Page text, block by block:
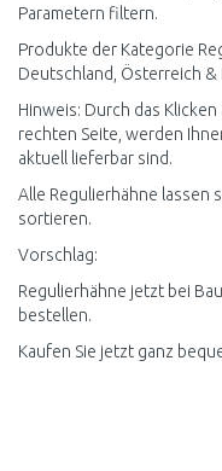
Parametern filtern.
Produkte der Kategorie
Deutschland, Österreich
Hinweis: Durch das
rechten Seite, werden
aktuell lieferbar sind.
Alle Regulierhähne lassen
sortieren.
Vorschlag:
Regulierhähne jetzt bei
bestellen.
Kaufen Sie jetzt ganz